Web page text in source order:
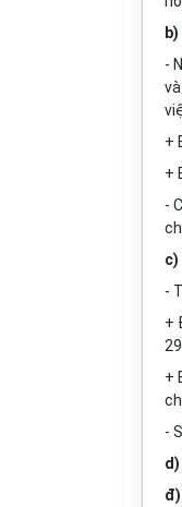
-
+
+
-
c)
-
+
+
-